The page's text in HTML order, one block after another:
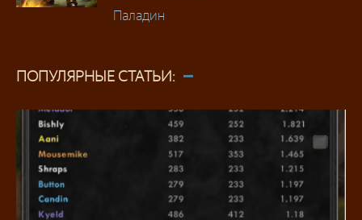
Паладин
ПОПУЛЯРНЫЕ СТАТЬИ: